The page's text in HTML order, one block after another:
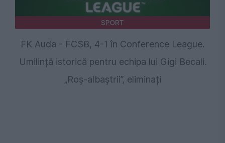
SPORT
FK Auda - FCSB, 4-1 în Conference League.
Umilință istorică pentru echipa lui Gigi Becali.
„Roș-albaștrii”, eliminați